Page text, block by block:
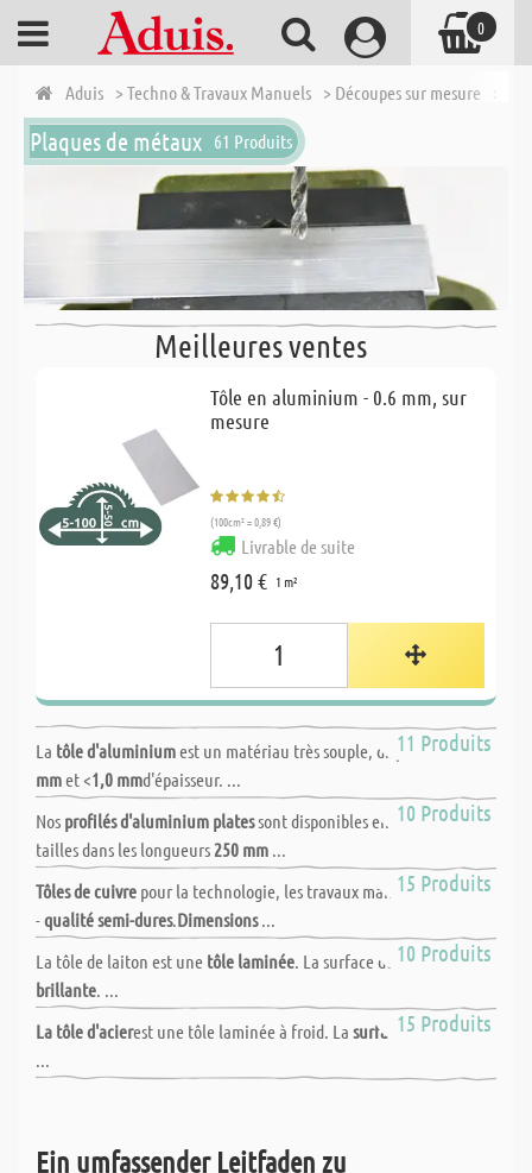
Aduis > Techno & Travaux Manuels > Découpes sur mesure >
Plaques de métaux 61 Produits
Meilleures ventes
Tôle en aluminium - 0.6 mm, sur
mesure
(100cm² = 0,89 €)
Livrable de suite
89,10 € 1 m²
11 Produits
La tôle d'aluminiumest un matériau très souple, disponible0,6
mmet <1,0 mmd'épaisseur. ...
10 Produits
Profilés aluminium
Nos profilés d'aluminium platessont disponibles en différentes
tailles dans les longueurs250 mm
15 Produits
Tôles de cuivre
Tôles de cuivre pour la technologie, les travaux manuels et le loisir
-qualité semi-dures. Dimensions...
10 Produits
Tôle en laiton
La tôle de laiton est une tôle laminée . La surface de la tôle esttrès
brillante
15 Produits
Tôle en acier
La tôle d'acierest une tôle laminée à froid. La surfacede la tôle est
Ein umfassender Leitfaden zu
0